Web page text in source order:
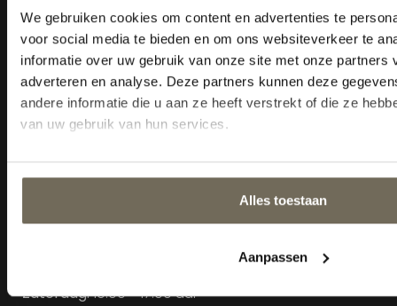
Outlet
Service
Sitemap
Cookiebeleid
Informatie
KVK: 18035105
BTW nr: NL800343232B01
Tel: 013-5284815
Info@kooskluytmans.nl
Maandag:Gesloten
Zaterdag:10:00 - 17:00 uur